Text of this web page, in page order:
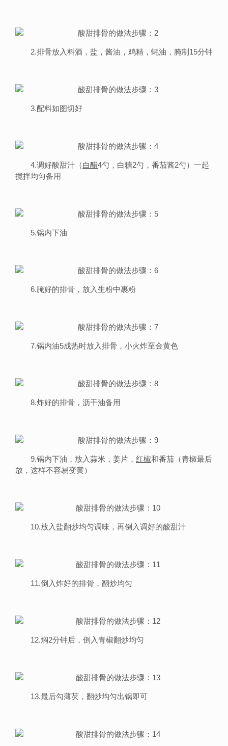
2.排骨放入料酒，盐，酱油，鸡精，蚝油，腌制15分钟
3.配料如图切好
4.调好酸甜汁（白醋4勺，白糖2勺，番茄酱2勺）一起
搅拌均匀备用
5.锅内下油
6.腌好的排骨，放入生粉中裹粉
7.锅内油5成热时放入排骨，小火炸至金黄色
8.炸好的排骨，沥干油备用
9.锅内下油，放入蒜米，姜片， 红椒和番茄（青椒最后
放，这样不容易变黄）
10.放入盐翻炒均匀调味，再倒入调好的酸甜汁
11.倒入炸好的排骨，翻炒均匀
12.焖2分钟后，倒入青椒翻炒均匀
13.最后勾薄芡，翻炒均匀出锅即可